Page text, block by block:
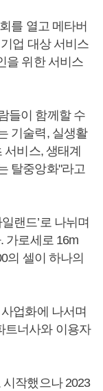
를 열고 메타버
업 대상 서비스
을 위한 서비스
들이 함께할 수
기술력, 실생활
비스, 생태계
탈중앙화"라고
랜드’로 나뉘며
가로세로 16m
의 셀이 하나의
업화에 나서며
트너사와 이용자
작했으나 2023